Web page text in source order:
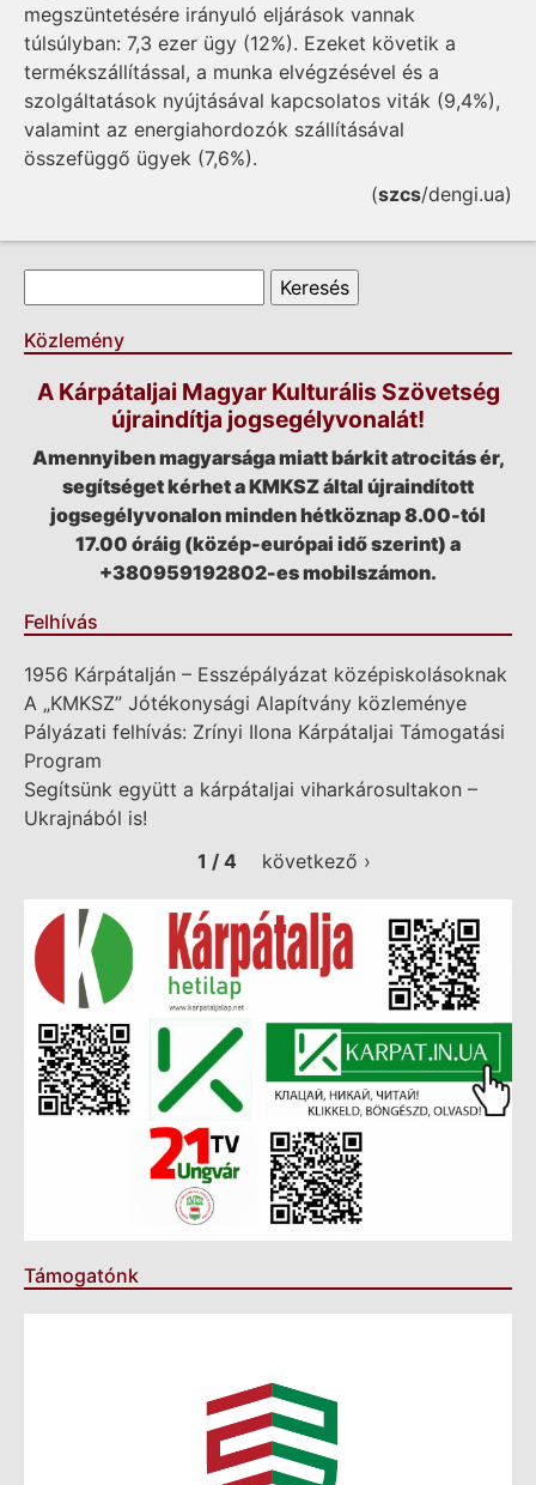
megszüntetésére irányuló eljárások vannak
túlsúlyban: 7,3 ezer ügy (12%). Ezeket követik a
termékszállítással, a munka elvégzésével és a
szolgáltatások nyújtásával kapcsolatos viták (9,4%),
valamint az energiahordozók szállításával
összefüggő ügyek (7,6%).
(szcs/dengi.ua)
Keresés űrlap
Közlemény
A Kárpátaljai Magyar Kulturális Szövetség
újraindítja jogsegélyvonalát!
Amennyiben magyarsága miatt bárkit atrocitás ér,
segítséget kérhet a KMKSZ által újraindított
jogsegélyvonalon minden hétköznap 8.00-tól
17.00 óráig (közép-európai idő szerint) a
+380959192802-es mobilszámon.
Felhívás
1956 Kárpátalján – Esszépályázat középiskolásoknak
A „KMKSZ” Jótékonysági Alapítvány közleménye
Pályázati felhívás: Zrínyi Ilona Kárpátaljai Támogatási
Program
Segítsünk együtt a kárpátaljai viharkárosultakon –
Ukrajnából is!
1 / 4
következő ›
Támogatónk